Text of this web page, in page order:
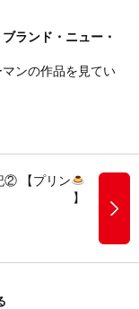
ランド・ニュー・
ンの作品を見てい
② 【プリン
】